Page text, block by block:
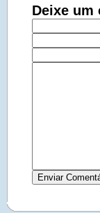
Deixe um